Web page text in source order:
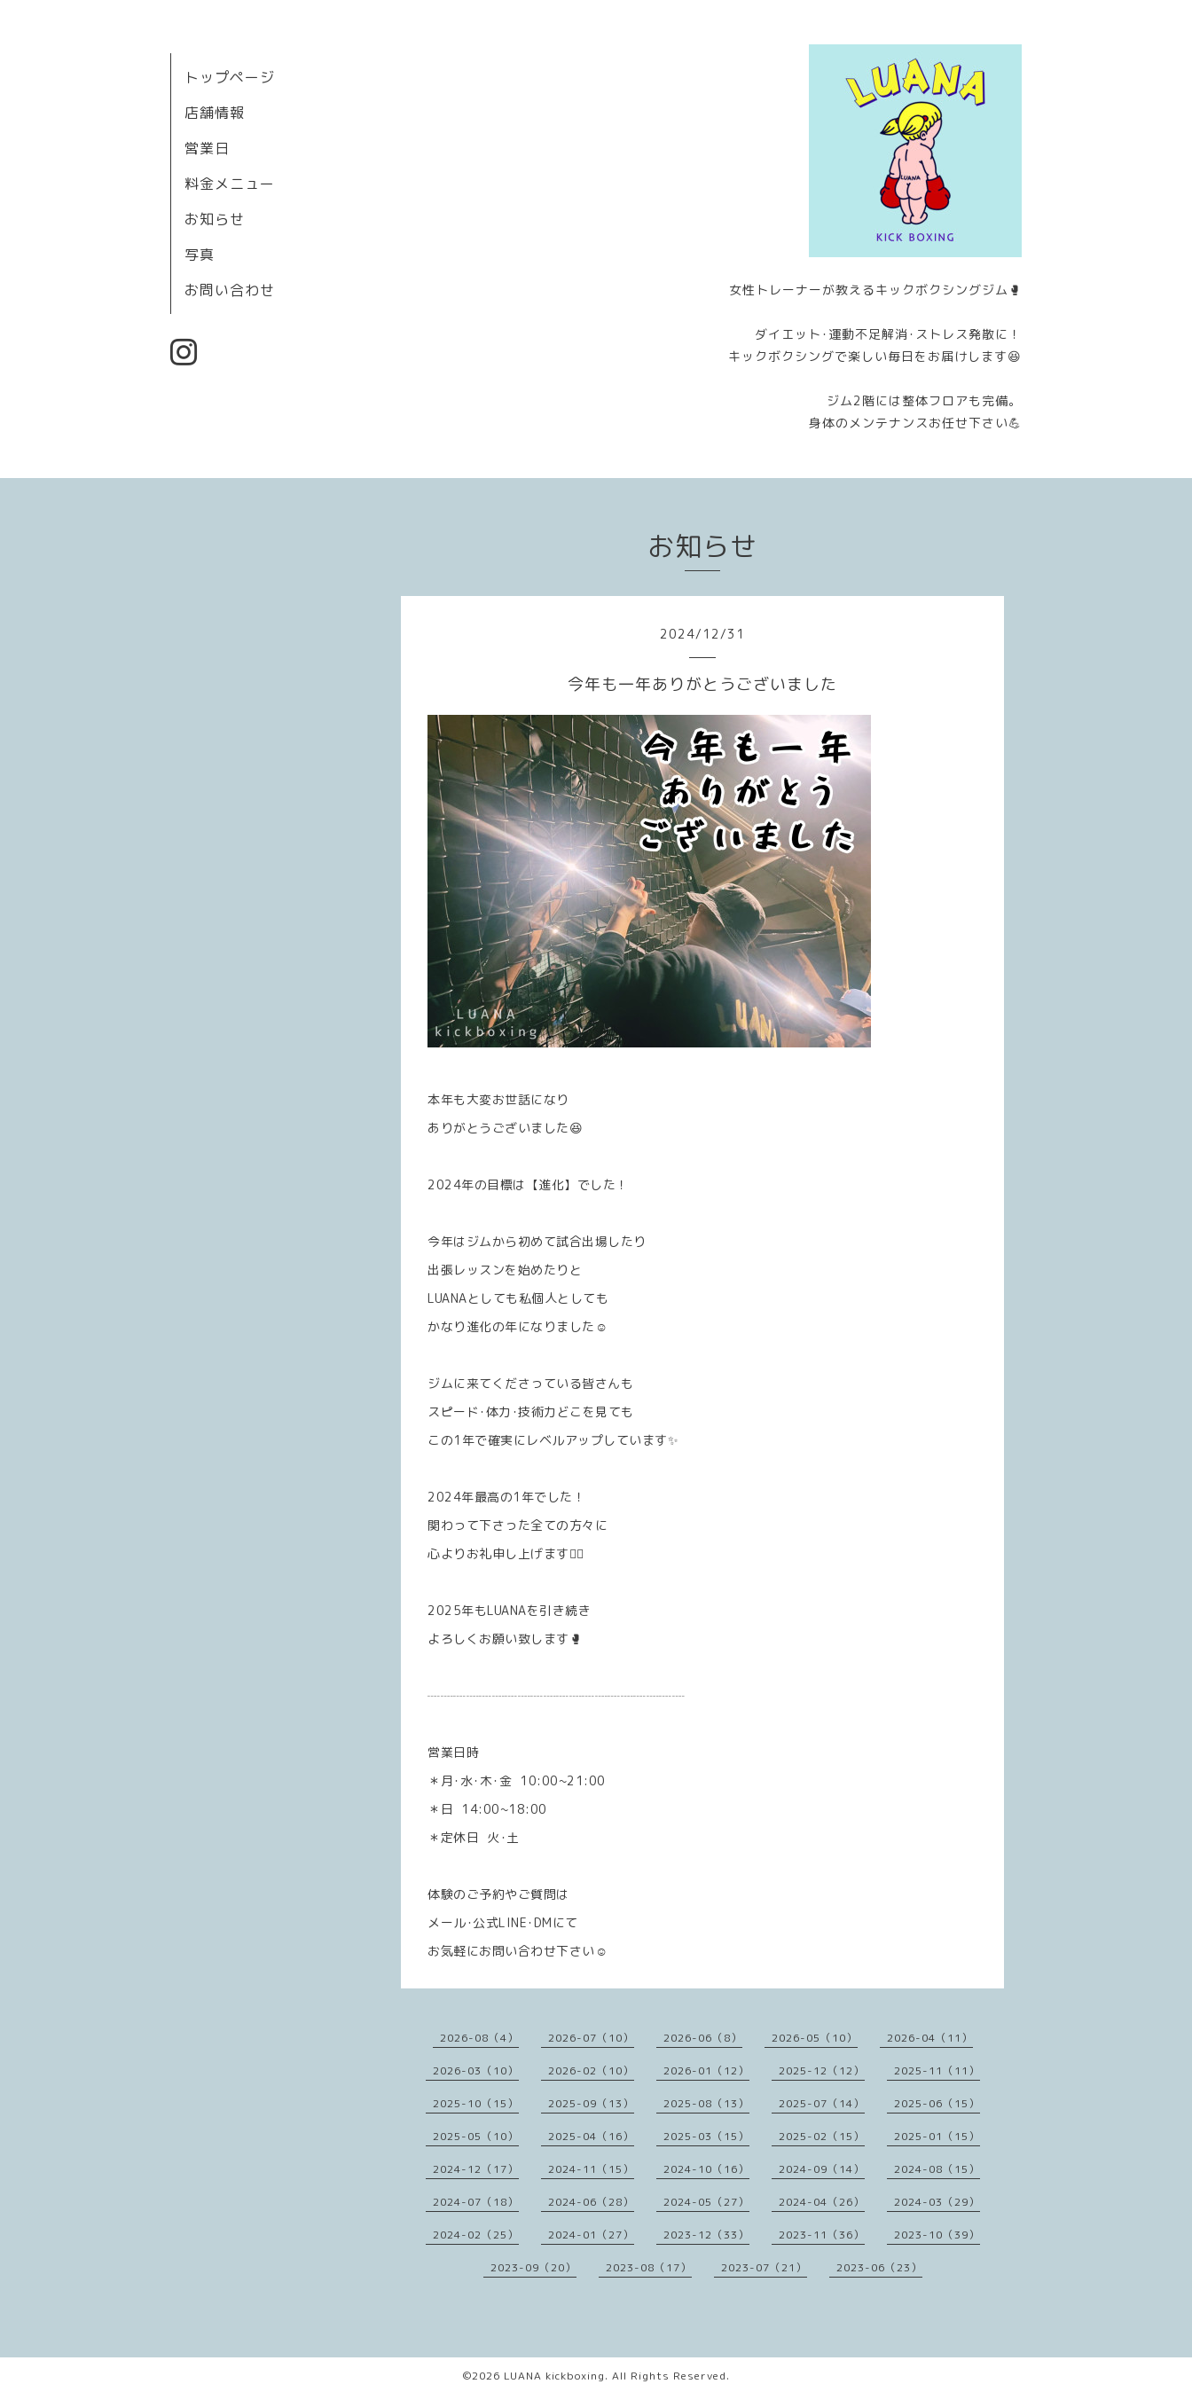
女性トレーナーが教えるキックボクシングジム🥊
ダイエット･運動不足解消･ストレス発散に！
キックボクシングで楽しい毎日をお届けします😆
ジム2階には整体フロアも完備。
身体のメンテナンスお任せ下さい💪
トップページ
店舗情報
営業日
料金メニュー
お知らせ
写真
お問い合わせ
お知らせ
2024/ 12/31
今年も一年ありがとうございました
本年も大変お世話になり
ありがとうございました😆
2024年の目標は【進化】でした！
今年はジムから初めて試合出場したり
出張レッスンを始めたりと
LUANAとしても私個人としても
かなり進化の年になりました☺️
ジムに来てくださっている皆さんも
スピード･体力･技術力どこを見ても
この1年で確実にレベルアップしています✨
2024年最高の1年でした！
関わって下さった全ての方々に
心よりお礼申し上げます🙇‍♀️
2025年もLUANAを引き続き
よろしくお願い致します🥊
┈┈┈┈┈┈┈┈┈┈┈┈┈┈┈┈┈┈┈┈
営業日時
＊月･水･木･金 10:00~21:00
＊日 14:00~18:00
＊定休日 火･土
体験のご予約やご質問は
メール･公式LINE･DMにて
お気軽にお問い合わせ下さい☺️
2026-08（4） 2026-07（10） 2026-06（8） 2026-05（10） 2026-04（11）
2026-03（10） 2026-02（10） 2026-01（12） 2025-12（12） 2025-11（11）
2025-10（15） 2025-09（13） 2025-08（13） 2025-07（14） 2025-06（15）
2025-05（10） 2025-04（16） 2025-03（15） 2025-02（15） 2025-01（15）
2024-12（17） 2024-11（15） 2024-10（16） 2024-09（14） 2024-08（15）
2024-07（18） 2024-06（28） 2024-05（27） 2024-04（26） 2024-03（29）
2024-02（25） 2024-01（27） 2023-12（33） 2023-11（36） 2023-10（39）
2023-09（20） 2023-08（17） 2023-07（21） 2023-06（23）
©2026 LUANA kickboxing. All Rights Reserved.